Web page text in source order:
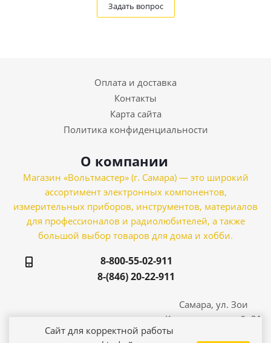
Задать вопрос
Оплата и доставка
Контакты
Карта сайта
Политика конфиденциальности
О компании
Магазин «Вольтмастер» (г. Самара) — это широкий
ассортимент электронных компонентов,
измерительных приборов, инструментов, материалов
для профессионалов и радиолюбителей, а также
большой выбор товаров для дома и хобби.
8-800-55-02-911
8-(846) 20-22-911
Самара, ул. Зои
Космодемьянской, 21
Сайт для корректной работы